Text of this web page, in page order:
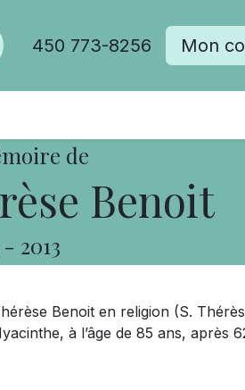
450 773-8256 Mon
de
Benoit
- 2013
Benoit en religion (S.
à l’âge de 85 ans, après